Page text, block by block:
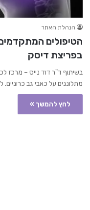
הנהלת האתר
הטיפולים
בפריצת דיסק
בשיתוף ד"ר דוד נייס – מרכז
מתלוננים על כאבי גב
לחץ להמשך »